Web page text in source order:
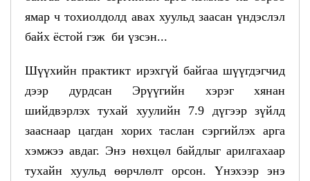
ямар ч тохиолдолд авах хуульд заасан үндэслэл
байх ёстой гэж би үзсэн...
Шүүхийн практикт ирэхгүй байгаа шүүгдэгчид
дээр дурдсан Эрүүгийн хэрэг хянан
шийдвэрлэх тухай хуулийн 7.9 дүгээр зүйлд
зааснаар цагдан хорих таслан сэргийлэх арга
хэмжээ авдаг. Энэ нөхцөл байдлыг арилгахаар
тухайн хуульд өөрчлөлт орсон. Үнэхээр энэ